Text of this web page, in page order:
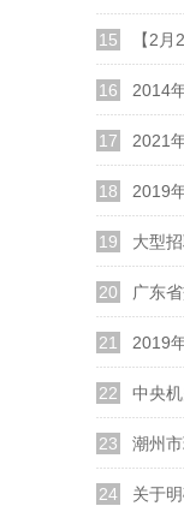
15 【2
16 2014
17 2021
18 2019
19 大型
20 广东
21 2019
22 中央
23 潮州
24 关于